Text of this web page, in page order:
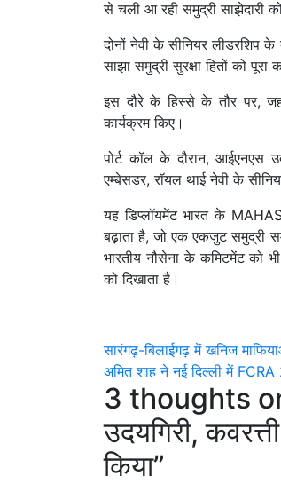
से चली आ रही समुद्री साझेदारी
दोनों नेवी के सीनियर लीडरशिप
साझा समुद्री सुरक्षा हितों को
इस दौरे के हिस्से के तौर पर,
कार्यक्रम किए।
पोर्ट कॉल के दौरान, आईएनएस
एम्बेसडर, रॉयल थाई नेवी के
यह डिप्लॉयमेंट भारत के
बढ़ाता है, जो एक एकजुट समुद्री
भारतीय नौसेना के कमिटमेंट को
को दिखाता है।
Post
navigation
सारंगढ़-बिलाईगढ़ में खनिज
अमित शाह ने नई दिल्ली में FCRA
3 thoughts
उदयगिरी,
किया”